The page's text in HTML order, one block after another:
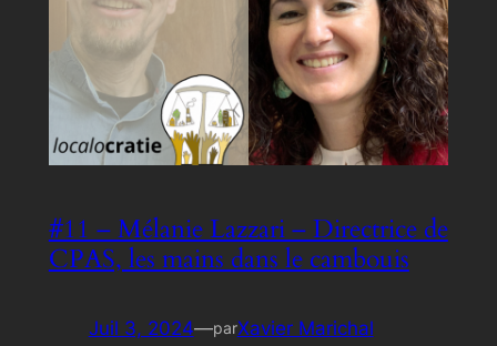
#11 – Mélanie Lazzari – Directrice de
CPAS, les mains dans le cambouis
Juil 3, 2024—parXavier Marichal